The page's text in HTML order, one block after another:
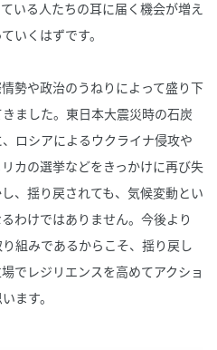
いる人たちの耳に届く機会が増え
いくはずです。
勢や政治のうねりによって盛り下
ました。東日本大震災時の石炭
ロシアによるウクライナ侵攻や
カの選挙などをきっかけに再び失
、揺り戻されても、気候変動とい
わけではありません。今後より
組みであるからこそ、揺り戻し
でレジリエンスを高めてアクショ
ます。